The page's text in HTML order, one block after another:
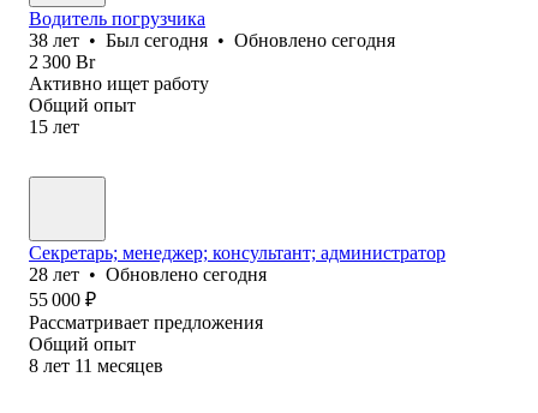
Водитель погрузчика
38 лет • Был сегодня • Обновлено сегодня
2 300 Br
Активно ищет работу
Общий опыт
15 лет
Секретарь; менеджер; консультант; администратор
28 лет • Обновлено сегодня
55 000 ₽
Рассматривает предложения
Общий опыт
8 лет 11 месяцев